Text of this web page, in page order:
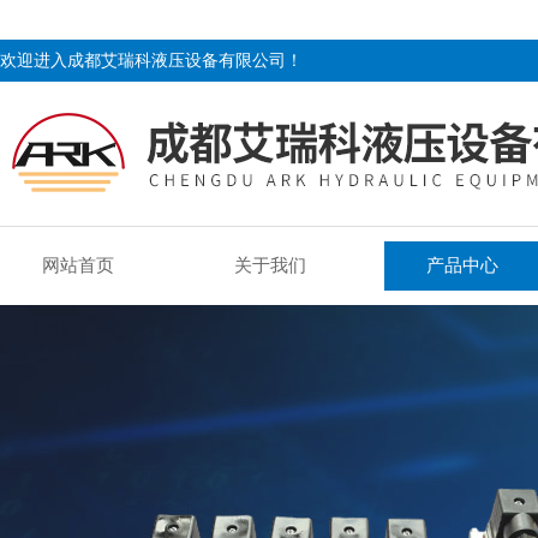
欢迎进入成都艾瑞科液压设备有限公司！
网站首页 关于我们 产品中心